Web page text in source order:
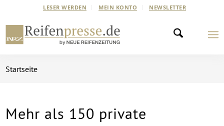
LESER WERDEN MEIN KONTO NEWSLETTER
Startseite
Mehr als 150 private